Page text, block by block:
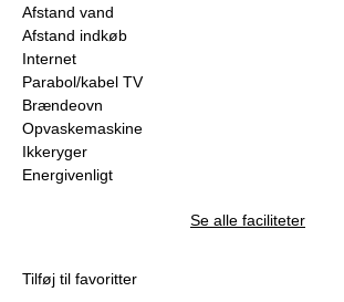
Afstand vand
Afstand indkøb
Internet
Parabol/kabel TV
Brændeovn
Opvaskemaskine
Ikkeryger
Energivenligt
Se alle faciliteter
Tilføj til favoritter